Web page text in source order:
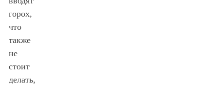
горох,
что
также
не
стоит
делать,